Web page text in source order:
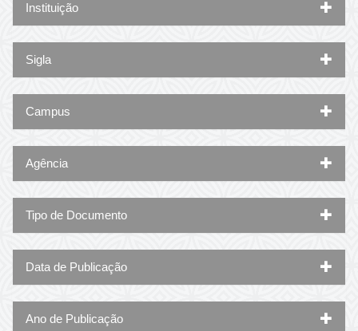
Instituição
Sigla
Campus
Agência
Tipo de Documento
Data de Publicação
Ano de Publicação